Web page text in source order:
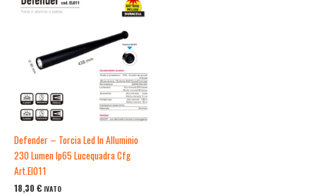
Defender – Torcia Led In Alluminio
230 Lumen Ip65 Lucequadra Cfg
Art.El011
18,30 € IVATO